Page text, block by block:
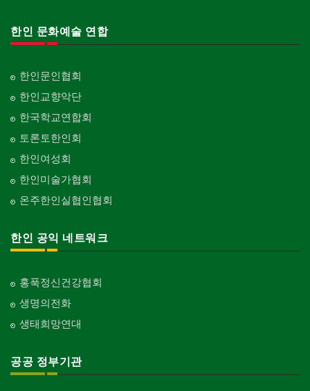
한인 문화예술 연합
한인문인협회
한인교향악단
한국학교연합회
토론토한인회
한인여성회
한인미술가협회
온주한인실협인협회
한인 공익 네트워크
홍푹정신건강협회
생명의전화
생태희망연대
공공 정부기관